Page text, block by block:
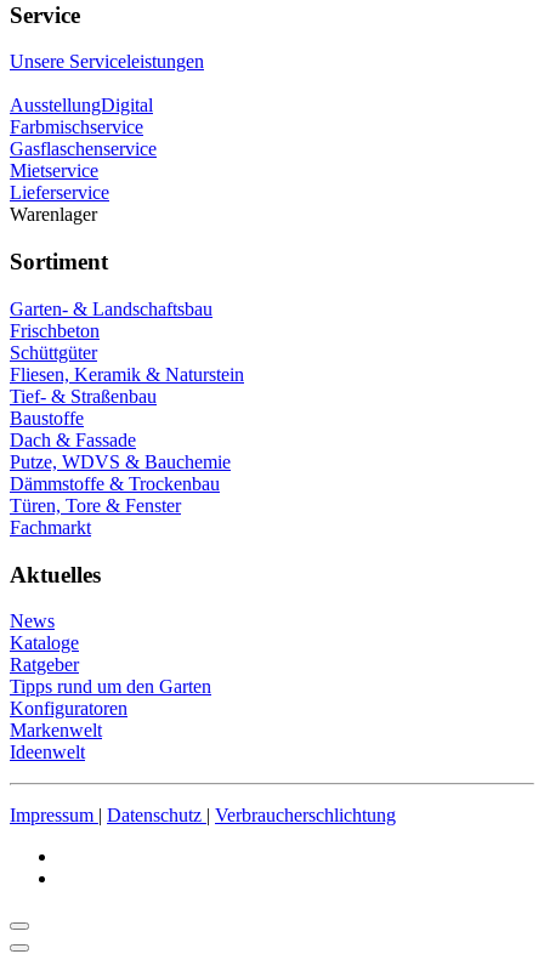
Service
Unsere Serviceleistungen
AusstellungDigital
Farbmischservice
Gasflaschenservice
Mietservice
Lieferservice
Warenlager
Sortiment
Garten- & Landschaftsbau
Frischbeton
Schüttgüter
Fliesen, Keramik & Naturstein
Tief- & Straßenbau
Baustoffe
Dach & Fassade
Putze, WDVS & Bauchemie
Dämmstoffe & Trockenbau
Türen, Tore & Fenster
Fachmarkt
Aktuelles
News
Kataloge
Ratgeber
Tipps rund um den Garten
Konfiguratoren
Markenwelt
Ideenwelt
Impressum | Datenschutz | Verbraucherschlichtung